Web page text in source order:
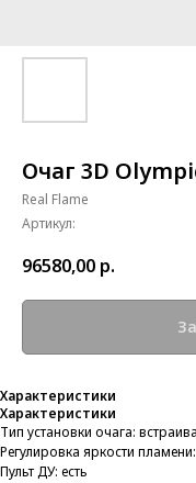
Очаг 3D
Real Flame
Артикул:
96580,00 р.
Характеристики
Характеристики
Тип установки очага:
Регулировка яркости
Пульт ДУ: есть